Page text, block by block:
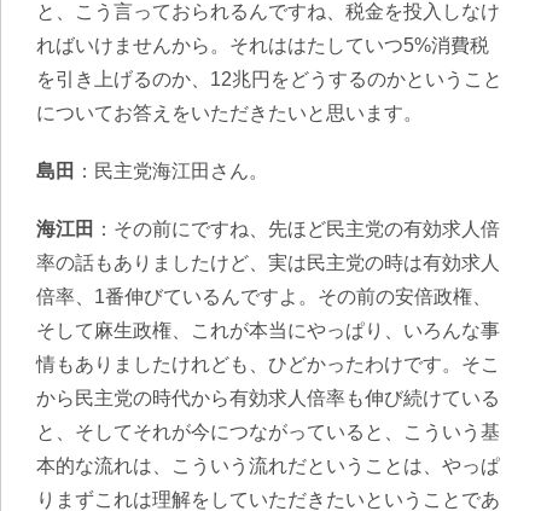
と、こう言っておられるんですね、税金を投入しなけ
ればいけませんから。それははたしていつ5%消費税
を引き上げるのか、12兆円をどうするのかということ
についてお答えをいただきたいと思います。
島田 ：民主党海江田さん。
海江田 ：その前にですね、先ほど民主党の有効求人倍
率の話もありましたけど、実は民主党の時は有効求人
倍率、1番伸びているんですよ。その前の安倍政権、
そして麻生政権、これが本当にやっぱり、いろんな事
情もありましたけれども、ひどかったわけです。そこ
から民主党の時代から有効求人倍率も伸び続けている
と、そしてそれが今につながっていると、こういう基
本的な流れは、こういう流れだということは、やっぱ
りまずこれは理解をしていただきたいということであ